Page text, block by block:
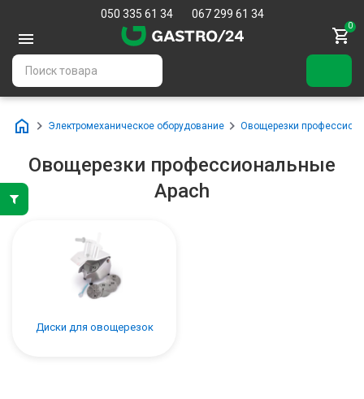
050 335 61 34 067 299 61 34
0
Электромеханическое оборудование Овощерезки
Овощерезки профессиональные
Apach
Диски для овощерезок